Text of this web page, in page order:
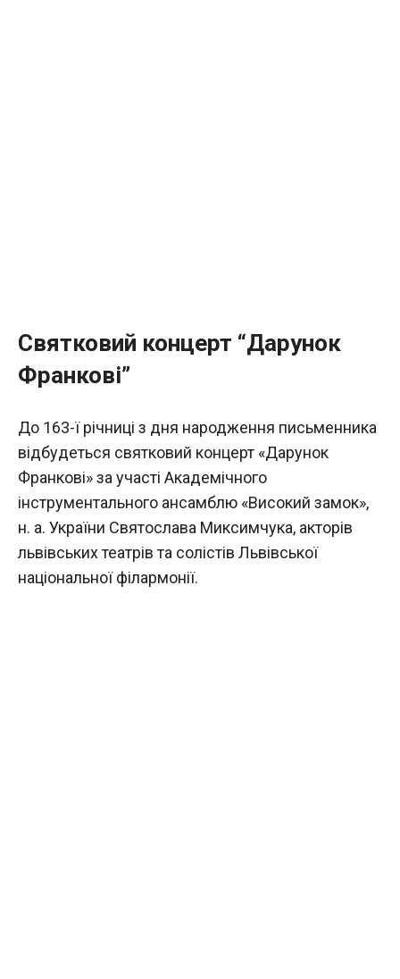
Святковий концерт “Дарунок
Франкові”
До 163-ї річниці з дня народження письменника
відбудеться святковий концерт «Дарунок
Франкові» за участі Академічного
інструментального ансамблю «Високий замок»,
н. а. України Святослава Миксимчука, акторів
львівських театрів та солістів Львівської
національної філармонії.